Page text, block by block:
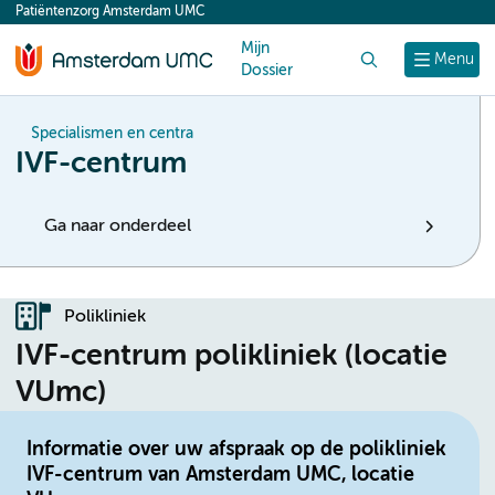
content
Menu
Patiëntenzorg Amsterdam UMC
Mijn
Dossier
Specialismen en centra
IVF-centrum
Ga naar onderdeel
Polikliniek
IVF-centrum polikliniek (locatie
VUmc)
Informatie over uw afspraak op de polikliniek
IVF-centrum van Amsterdam UMC, locatie